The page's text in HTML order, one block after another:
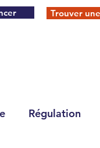
Trouver
Régulation